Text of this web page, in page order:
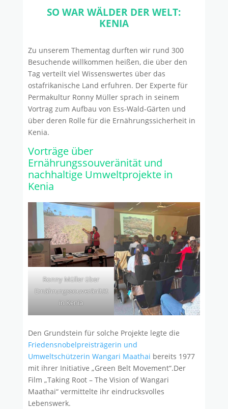
SO WAR WÄLDER DER WELT:
KENIA
Zu unserem Thementag durften wir rund 300
Besuchende willkommen heißen, die über den
Tag verteilt viel Wissenswertes über das
ostafrikanische Land erfuhren. Der Experte für
Permakultur Ronny Müller sprach in seinem
Vortrag zum Aufbau von Ess-Wald-Gärten und
über deren Rolle für die Ernährungssicherheit in
Kenia.
Vorträge über
Ernährungssouveränität und
nachhaltige Umweltprojekte in
Kenia
Ronny Müller über
Ernährungssouveränität
in Kenia
Den Grundstein für solche Projekte legte die
Friedensnobelpreisträgerin und
Umweltschützerin Wangari Maathai bereits 1977
mit ihrer Initiative „Green Belt Movement“.Der
Film „Taking Root – The Vision of Wangari
Maathai“ vermittelte ihr eindrucksvolles
Lebenswerk.